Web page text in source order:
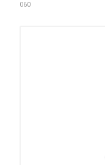
060